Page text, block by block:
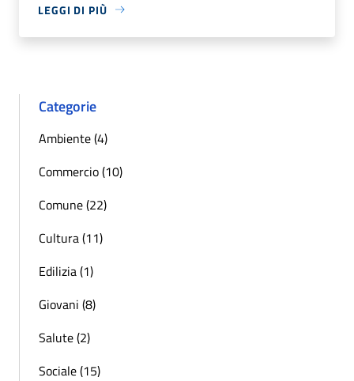
LEGGI DI PIÙ
Categorie
Ambiente (4)
Commercio (10)
Comune (22)
Cultura (11)
Edilizia (1)
Giovani (8)
Salute (2)
Sociale (15)